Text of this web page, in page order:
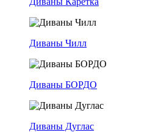
Диваны Чилл
Диваны БОРДО
Диваны Дуглас